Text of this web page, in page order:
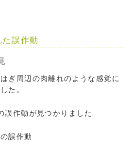
誤作動
ぎ周辺の肉離れのような感覚に
た。
誤作動が見つかりました
誤作動